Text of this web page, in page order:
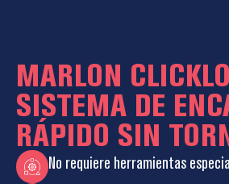
MARLON
SISTEMA DE
RÁPIDO SIN
No requiere herramientas